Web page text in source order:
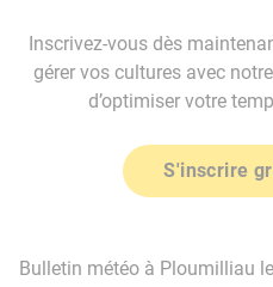
Inscrivez-vous dès
gérer vos cultures avec
d’optimiser votre
S'inscrire
Bulletin météo à Ploumilliau